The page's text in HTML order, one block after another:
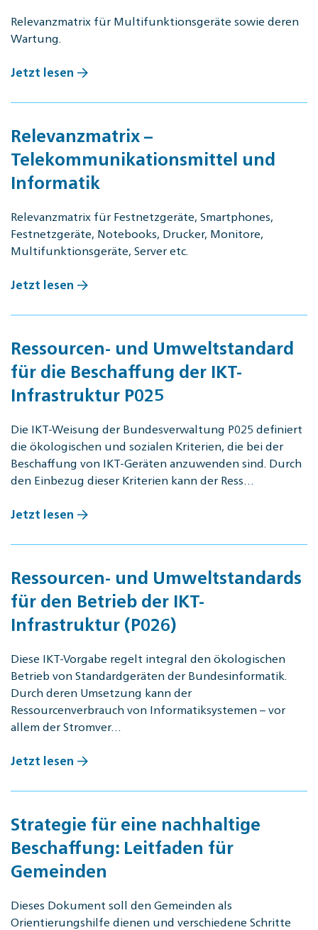
Relevanzmatrix für Multifunktionsgeräte sowie deren
Wartung.
Jetzt lesen
Relevanzmatrix –
Telekommunikationsmittel und
Informatik
Relevanzmatrix für Festnetzgeräte, Smartphones,
Festnetzgeräte, Notebooks, Drucker, Monitore,
Multifunktionsgeräte, Server etc.
Jetzt lesen
Ressourcen- und Umweltstandard
für die Beschaffung der IKT-
Infrastruktur P025
Die IKT-Weisung der Bundesverwaltung P025 definiert
die ökologischen und sozialen Kriterien, die bei der
Beschaffung von IKT-Geräten anzuwenden sind. Durch
den Einbezug dieser Kriterien kann der Ress…
Jetzt lesen
Ressourcen- und Umweltstandards
für den Betrieb der IKT-
Infrastruktur (P026)
Diese IKT-Vorgabe regelt integral den ökologischen
Betrieb von Standardgeräten der Bundesinformatik.
Durch deren Umsetzung kann der
Ressourcenverbrauch von Informatiksystemen – vor
allem der Stromver…
Jetzt lesen
Strategie für eine nachhaltige
Beschaffung: Leitfaden für
Gemeinden
Dieses Dokument soll den Gemeinden als
Orientierungshilfe dienen und verschiedene Schritte